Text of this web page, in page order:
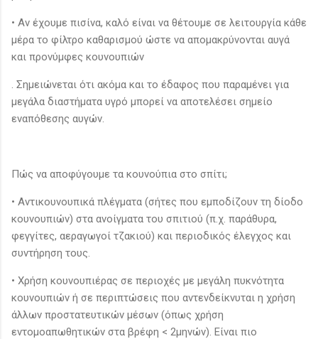
• Αν έχουμε πισίνα, καλό είναι να θέτουμε σε λειτουργία κάθε
μέρα το φίλτρο καθαρισμού ώστε να απομακρύνονται αυγά
και προνύμφες κουνουπιών
. Σημειώνεται ότι ακόμα και το έδαφος που παραμένει για
μεγάλα διαστήματα υγρό μπορεί να αποτελέσει σημείο
εναπόθεσης αυγών.
Πώς να αποφύγουμε τα κουνούπια στο σπίτι;
• Αντικουνουπικά πλέγματα (σήτες που εμποδίζουν τη δίοδο
κουνουπιών) στα ανοίγματα του σπιτιού (π.χ. παράθυρα,
φεγγίτες, αεραγωγοί τζακιού) και περιοδικός έλεγχος και
συντήρηση τους.
• Χρήση κουνουπιέρας σε περιοχές με μεγάλη πυκνότητα
κουνουπιών ή σε περιπτώσεις που αντενδείκνυται η χρήση
άλλων προστατευτικών μέσων (όπως χρήση
εντομοαπωθητικών στα βρέφη < 2μηνών). Είναι πιο